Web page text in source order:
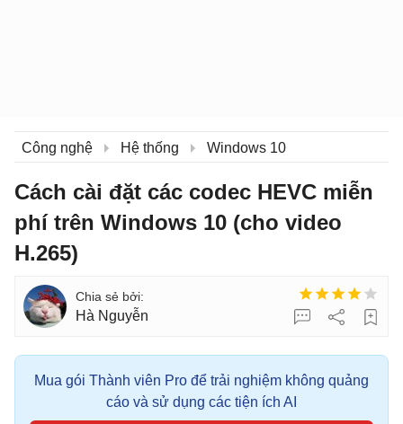
Công nghệ Hệ thống Windows 10
Cách cài đặt các codec HEVC miễn
phí trên Windows 10 (cho video
H.265)
Hà Nguyễn
Mua gói Thành viên Pro để trải nghiệm không quảng
cáo và sử dụng các tiện ích AI